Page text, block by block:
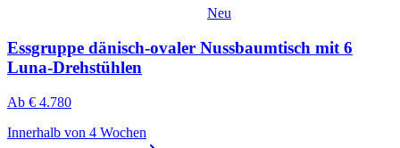
Neu
Essgruppe dänisch-ovaler Nussbaumtisch mit 6
Luna-Drehstühlen
Ab € 4.780
Innerhalb von 4 Wochen